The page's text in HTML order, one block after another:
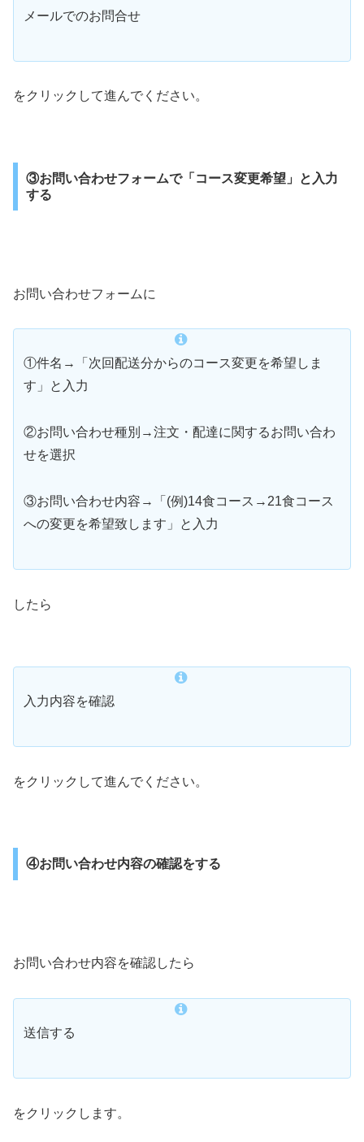
メールでのお問合せ
をクリックして進んでください。
③お問い合わせフォームで「コース変更希望」と入力
する
お問い合わせフォームに
①件名→「次回配送分からのコース変更を希望しま
す」と入力
②お問い合わせ種別→注文・配達に関するお問い合わ
せを選択
③お問い合わせ内容→「(例)14食コース→21食コース
への変更を希望致します」と入力
したら
入力内容を確認
をクリックして進んでください。
④お問い合わせ内容の確認をする
お問い合わせ内容を確認したら
送信する
をクリックします。